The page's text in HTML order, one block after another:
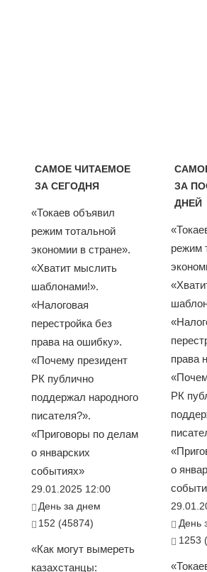
САМОЕ ЧИТАЕМОЕ
ЗА СЕГОДНЯ
«Токаев объявил
режим тотальной
экономии в стране».
«Хватит мыслить
шаблонами!».
«Налоговая
перестройка без
права на ошибку».
«Почему президент
РК публично
поддержал народного
писателя?».
«Приговоры по делам
о январских
событиях»
29.01.2025 12:00
День за днем
152 (45874)
«Как могут вымереть
казахстанцы:
ЗА
ДНЕЙ
режим
права
РК
о
День
1253